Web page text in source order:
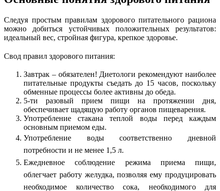
Следуя простым правилам здорового питательного рациона
можно добиться устойчивых положительных результатов:
идеальный вес, стройная фигура, крепкое здоровье.
Свод правил здорового питания:
Завтрак – обязателен! Диетологи рекомендуют наиболее
питательные продукты съедать до 15 часов, поскольку
обменные процессы более активны до обеда.
5-ти разовый прием пищи на протяжении дня,
обеспечивает щадящую работу органов пищеварения.
Употребление стакана теплой воды перед каждым
основным приемом еды.
Употребление воды соответственно дневной
потребности и не менее 1,5 л.
Ежедневное соблюдение режима приема пищи,
облегчает работу желудка, позволяя ему продуцировать
необходимое количество сока, необходимого для